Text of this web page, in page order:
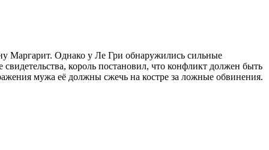
Маргарит. Однако у Ле Гри обнаружились сильные
король постановил, что конфликт должен быть
мужа её должны сжечь на костре за ложные обвинения.